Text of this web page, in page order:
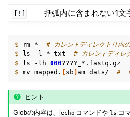
[!] 括弧内に含まれない1文
$ rm *
# カレントディレクトリ内
$
ls -l *.txt
# カレントディレ
$
ls -lh 000
$ mv mapped. sb am data/ #
ヒント
Globの内容は、
echo コマンドや ls コ